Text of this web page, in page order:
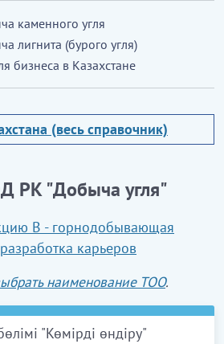
каменного угля
лигнита (бурого угля)
бизнеса в Казахстане
(весь справочник)
РК "Добыча угля"
В - горнодобывающая
карьеров
наименование ТОО.
"Көмірді өндіру"